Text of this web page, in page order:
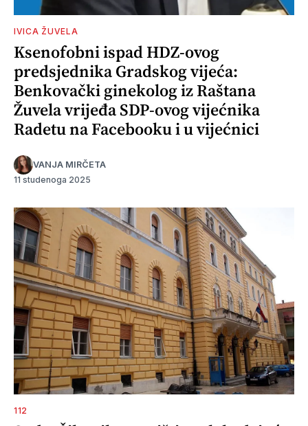
IVICA ŽUVELA
Ksenofobni ispad HDZ-ovog
predsjednika Gradskog vijeća:
Benkovački ginekolog iz Raštana
Žuvela vrijeđa SDP-ovog vijećnika
Radetu na Facebooku i u vijećnici
VANJA MIRČETA
11 studenoga 2025
112